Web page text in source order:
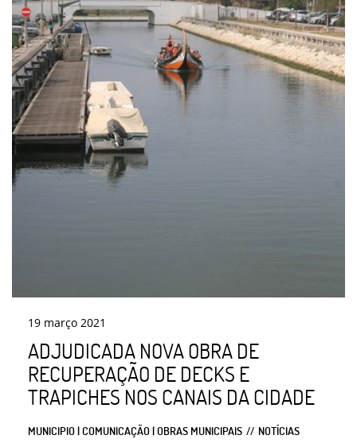
19 março 2021
ADJUDICADA NOVA OBRA DE
RECUPERAÇÃO DE DECKS E
TRAPICHES NOS CANAIS DA CIDADE
MUNICIPIO | COMUNICAÇÃO | OBRAS MUNICIPAIS NOTÍCIAS